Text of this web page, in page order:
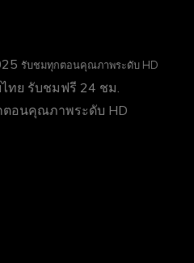
รับชมทุกตอนคุณภาพระดับ HD
ทย รับชมฟรี 24 ชม.
อนคุณภาพระดับ HD